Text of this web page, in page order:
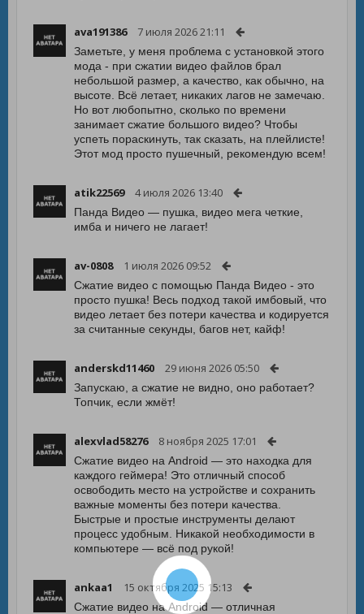
ava191386 7 июля 2026 21:11
Заметьте, у меня проблема с установкой этого
мода - при сжатии видео файлов брал
небольшой размер, а качество, как обычно, на
высоте. Всё летает, никаких лагов не замечаю.
Но вот любопытно, сколько по времени
занимает сжатие большого видео? Чтобы
успеть пораскинуть, так сказать, на плейлисте!
Этот мод просто пушечный, рекомендую всем!
atik22569 4 июля 2026 13:40
Панда Видео — пушка, видео мега четкие,
имба и ничего не лагает!
av-0808 1 июля 2026 09:52
Сжатие видео с помощью Панда Видео - это
просто пушка! Весь подход такой имбовый, что
видео летает без потери качества и кодируется
за считанные секунды, багов нет, кайф!
anderskd11460 29 июня 2026 05:50
Запускаю, а сжатие не видно, оно работает?
Топчик, если жмёт!
alexvlad58276 8 ноября 2025 17:01
Сжатие видео на Android — это находка для
каждого геймера! Это отличный способ
освободить место на устройстве и сохранить
важные моменты без потери качества.
Быстрые и простые инструменты делают
процесс удобным. Никакой необходимости в
компьютере — всё под рукой!
ankaa1 15 октября 2025 15:13
Сжатие видео на Android — отличная